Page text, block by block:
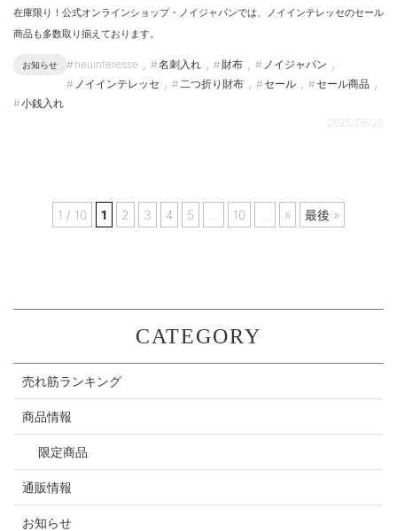
CATEGORY
売れ筋ランキング
商品情報
限定商品
通販情報
お知らせ
在庫限り！公式オンラインショップ・ノイジャパンでは、ノイインテレッセのセール
商品も多数取り揃えております。
お知らせ neuinteresse , 名刺入れ , 財布 , ノイジャパン ,
ノイインテレッセ , 二つ折り財布 , セール , セール商品 ,
小銭入れ
2025/08/20
1 / 10 1 2 3 4 5 10 » 最後 »